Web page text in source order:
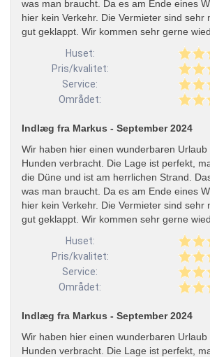
was man braucht. Da es am Ende eines
hier kein Verkehr. Die Vermieter sind sehr
gut geklappt. Wir kommen sehr gerne
Huset:
Pris/kvalitet:
Service:
Området:
Indlæg fra Markus - September 2024
Wir haben hier einen wunderbaren Urlaub
Hunden verbracht. Die Lage ist perfekt,
die Düne und ist am herrlichen Strand.
was man braucht. Da es am Ende eines
hier kein Verkehr. Die Vermieter sind sehr
gut geklappt. Wir kommen sehr gerne
Huset:
Pris/kvalitet:
Service:
Området:
Indlæg fra Markus - September 2024
Wir haben hier einen wunderbaren Urlaub
Hunden verbracht. Die Lage ist perfekt,